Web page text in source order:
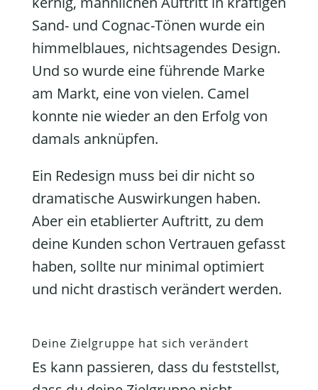
Sand- und Cognac-Tönen wurde ein
himmelblaues, nichtsagendes Design.
Und so wurde eine führende Marke
am Markt, eine von vielen. Camel
konnte nie wieder an den Erfolg von
damals anknüpfen.
Ein Redesign muss bei dir nicht so
dramatische Auswirkungen haben.
Aber ein etablierter Auftritt, zu dem
deine Kunden schon Vertrauen gefasst
haben, sollte nur minimal optimiert
und nicht drastisch verändert werden.
Deine Zielgruppe hat sich verändert
Es kann passieren, dass du feststellst,